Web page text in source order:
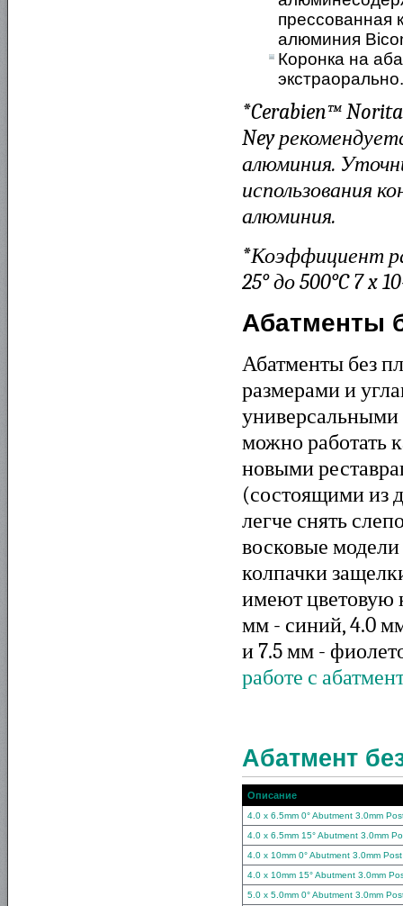
прессованная
алюминия
Коронка на
экстраорально.
*Cerabien™
Ney
алюминия.
использования
алюминия.
*Коэффициент
25° до 500°C 7 x
Абатменты
Абатменты без
размерами и
универсальными
можно работать
новыми
(состоящими из
легче снять
восковые
колпачки
имеют цветовую
мм - синий, 4.0
и 7.5 мм -
работе с
Абатмент
Описание
4.0 x 6.5mm 0° Abutment 3.0mm
4.0 x 6.5mm 15° Abutment 3.0mm
4.0 x 10mm 0° Abutment 3.0mm Post
4.0 x 10mm 15° Abutment 3.0mm
5.0 x 5.0mm 0° Abutment 3.0mm